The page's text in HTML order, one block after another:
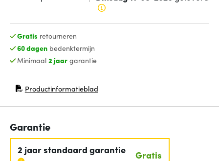
Gratis retourneren
60 dagenbedenktermijn
Minimaal 2 jaargarantie
Productinformatieblad
(opent in nieuw venster)
Garantie
2 jaar standaard garantie Gratis